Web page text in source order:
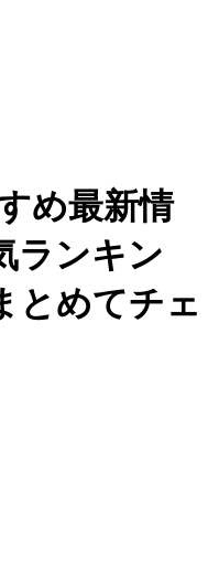
め最新情
ランキン
とめてチェ